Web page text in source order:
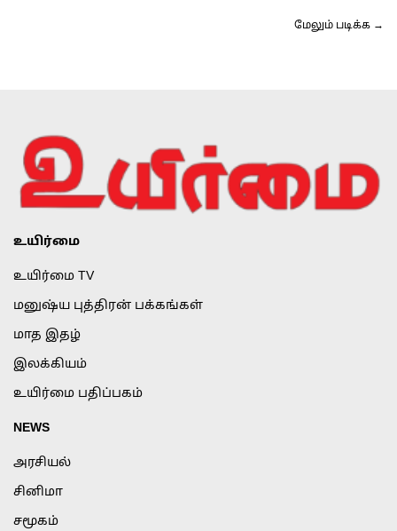
மேலும் படிக்க →
உயிர்மை
உயிர்மை TV
மனுஷ்ய புத்திரன் பக்கங்கள்
மாத இதழ்
இலக்கியம்
உயிர்மை பதிப்பகம்
NEWS
அரசியல்
சினிமா
சமூகம்